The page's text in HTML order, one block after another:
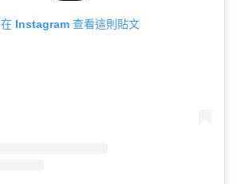
在 Instagram 查看這則貼文